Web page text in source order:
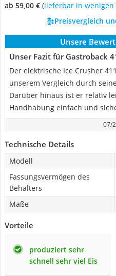
ab 59,00 € ( Lieferbar in wenigen
Preisvergleich
Unsere
Unser Fazit für Gastroback
Der elektrische Ice Crusher
unserem Vergleich durch
Darüber hinaus ist er relativ
Handhabung einfach und
07/
Technische Details
Modell
Fassungsvermögen des
Behälters
Maße
Vorteile
produziert sehr
schnell sehr viel Eis